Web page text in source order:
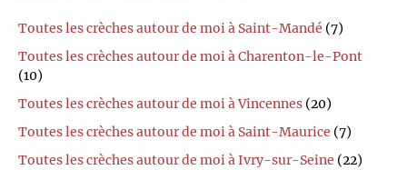
Toutes les crèches autour de moi à Saint-Mandé (7)
Toutes les crèches autour de moi à Charenton-le-Pont
(10)
Toutes les crèches autour de moi à Vincennes (20)
Toutes les crèches autour de moi à Saint-Maurice (7)
Toutes les crèches autour de moi à Ivry-sur-Seine (22)